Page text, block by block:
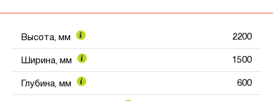
Высота, мм 2200
Ширина, мм 1500
Глубина, мм 600